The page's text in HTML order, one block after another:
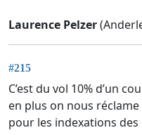
Laurence Pelzer
#215
C’est du vol 10% d’un
en plus on nous
pour les indexations